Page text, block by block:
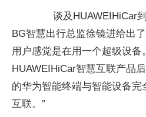
谈及HUAWEIHiCar到
BG智慧出行总监徐镜进给出
用户感觉是在用一个超级设备
HUAWEIHiCar智慧互联产品
的华为智能终端与智能设备
互联。”